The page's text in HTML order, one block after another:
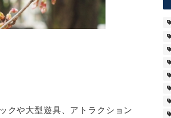
クや大型遊具、アトラクション